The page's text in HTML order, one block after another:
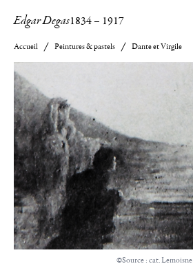
Edgar Degas1834– 1917
Accueil Peintures & pastels Dante et Virgile
©Source : cat. Lemoisne